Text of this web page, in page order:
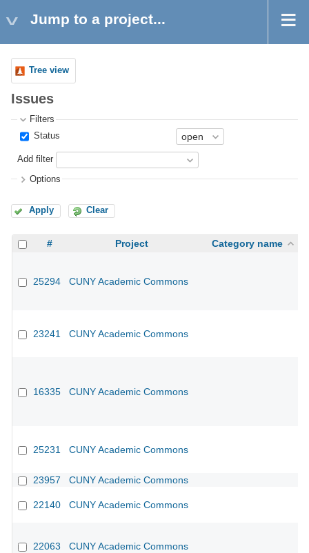
Jump to a project...
Tree view
Issues
Filters
Status
Add filter
Options
Apply Clear
# Project Category name
25294 CUNY Academic Commons
23241 CUNY Academic Commons
16335 CUNY Academic Commons
25231 CUNY Academic Commons
23957 CUNY Academic Commons
22140 CUNY Academic Commons
22063 CUNY Academic Commons